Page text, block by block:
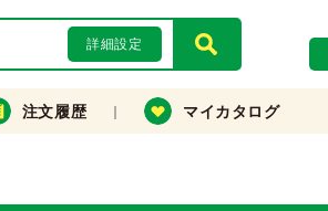
詳細設定
合計： 0円
注文履歴 マイカタログ